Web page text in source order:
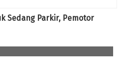
Sedang Parkir, Pemotor